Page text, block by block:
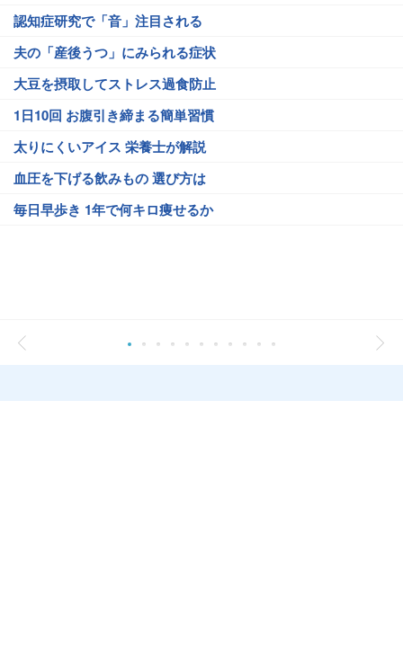
認知症研究で「音」注目される
夫の「産後うつ」にみられる症状
大豆を摂取してストレス過食防止
1日10回 お腹引き締まる簡単習慣
太りにくいアイス 栄養士が解説
血圧を下げる飲みもの 選び方は
毎日早歩き 1年で何キロ痩せるか